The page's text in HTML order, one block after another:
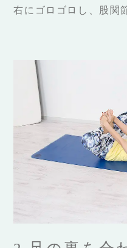
右にゴロゴロし、股関